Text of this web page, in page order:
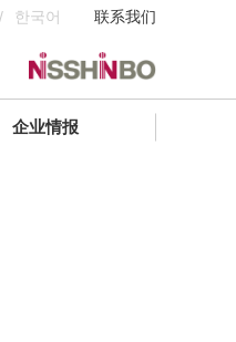
한국어 联系我们
企业情报